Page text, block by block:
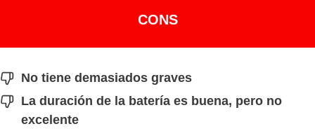
CONS
No tiene demasiados graves
La duración de la batería es buena, pero no
excelente